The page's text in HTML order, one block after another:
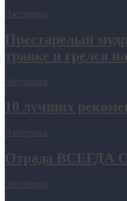
Эзотерика
Престарелый
травке и грелся
Эзотерика
10 лучших
Эзотерика
Отрада ВСЕГДА
Эзотерика